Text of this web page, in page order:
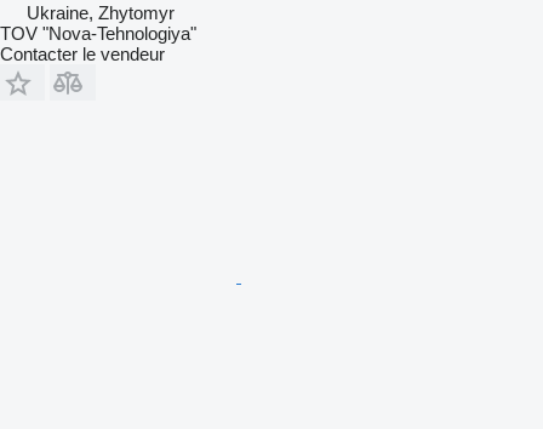
Ukraine, Zhytomyr
TOV "Nova-Tehnologiya"
Contacter le vendeur